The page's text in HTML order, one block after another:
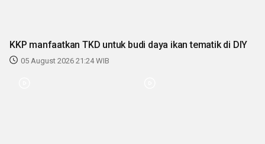
KKP manfaatkan TKD untuk budi daya ikan tematik di DIY
05 August 2026 21:24 WIB